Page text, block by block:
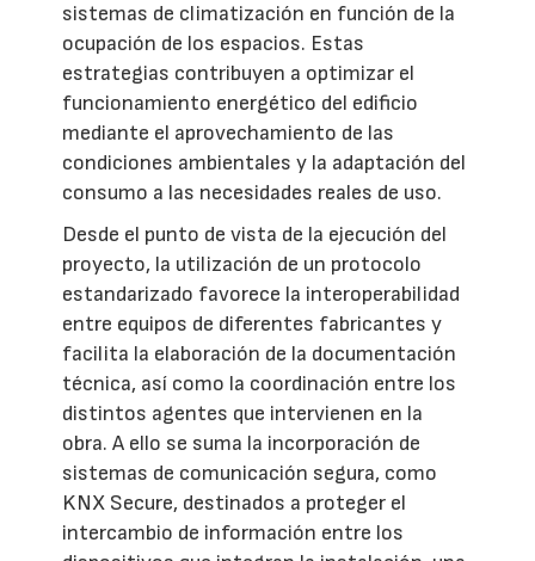
sistemas de climatización en función de la
ocupación de los espacios. Estas
estrategias contribuyen a optimizar el
funcionamiento energético del edificio
mediante el aprovechamiento de las
condiciones ambientales y la adaptación del
consumo a las necesidades reales de uso.
Desde el punto de vista de la ejecución del
proyecto, la utilización de un protocolo
estandarizado favorece la interoperabilidad
entre equipos de diferentes fabricantes y
facilita la elaboración de la documentación
técnica, así como la coordinación entre los
distintos agentes que intervienen en la
obra. A ello se suma la incorporación de
sistemas de comunicación segura, como
KNX Secure, destinados a proteger el
intercambio de información entre los